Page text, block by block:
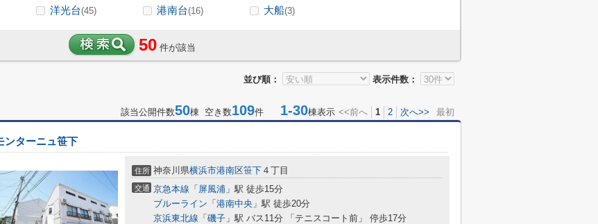
洋光台(45) 港南台(16) 大船(3)
50 件が該当
並び順： 表示件数：
該当公開件数50棟 空き数109件 1-30棟表示 <<前へ 1 2 次へ>> 最初
ンターニュ笹下
住所 神奈川県横浜市港南区笹下 ４丁目
交通 京急本線 「 屏風浦 」駅 徒歩15分
ブルーライン 「 港南中央 」駅 徒歩20分
京浜東北線 「 磯子 」駅 バス11分 「テニスコート前」 停歩17分